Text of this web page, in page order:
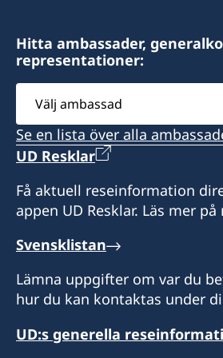
Öppettider är på söndagar,
torsdagar från 9:00 till 12:00
Hitta ambassader,
representationer:
Välj
ambassad
Se en lista över alla
UD Resklar
Få aktuell reseinformation
appen UD Resklar. Läs mer
Svensklistan
Lämna uppgifter om var du
hur du kan kontaktas under
UD:s generella